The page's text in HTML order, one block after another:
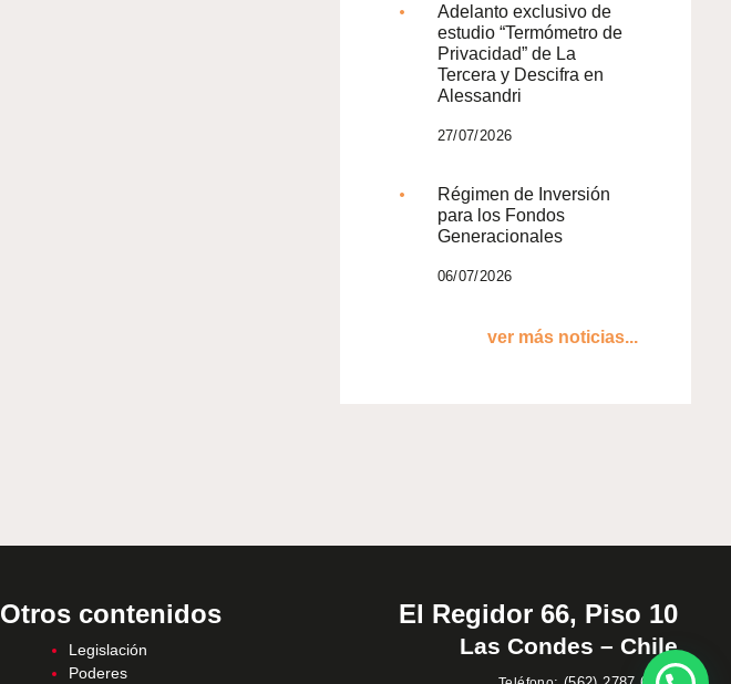
Adelanto exclusivo de
estudio “Termómetro de
Privacidad” de La
Tercera y Descifra en
Alessandri
27/07/2026
Régimen de Inversión
para los Fondos
Generacionales
06/07/2026
ver más noticias...
Otros contenidos
Legislación
Poderes
El Regidor 66, Piso 10
Las Condes – Chile